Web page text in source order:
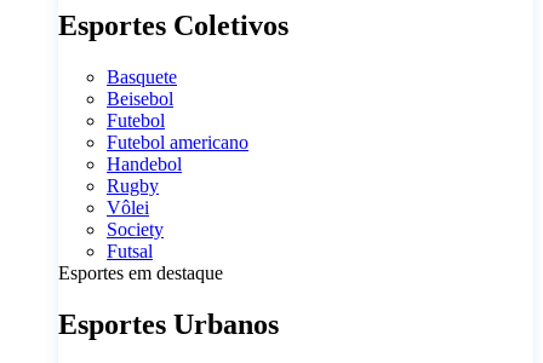
Esportes Coletivos
Basquete
Beisebol
Futebol
Futebol americano
Handebol
Rugby
Vôlei
Society
Futsal
Esportes em destaque
Esportes Urbanos